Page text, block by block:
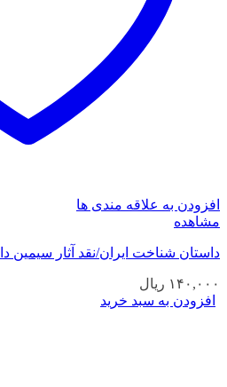
افزودن به علاقه مندی ها
مشاهده
داستان شناخت ایران/نقد آثار سیمین
۱۴۰,۰۰۰ ریال
افزودن به سبد خرید